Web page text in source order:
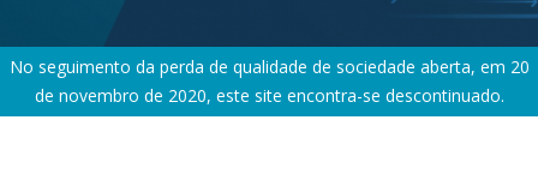
No seguimento da perda de qualidade de sociedade aberta, em 20
de novembro de 2020, este site encontra-se descontinuado.